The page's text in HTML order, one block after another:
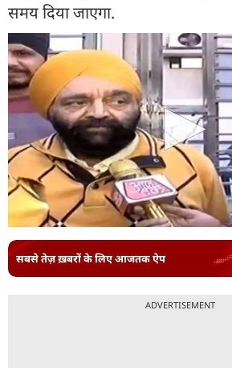
समय दिया जाएगा.
सबसे तेज़ ख़बरों के लिए आजतक ऐप
ADVERTISEMENT